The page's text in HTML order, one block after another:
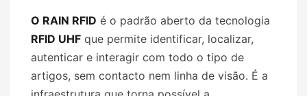
O RAIN RFID é o padrão aberto da tecnologia
RFID UHF que permite identificar, localizar,
autenticar e interagir com todo o tipo de
artigos, sem contacto nem linha de visão. É a